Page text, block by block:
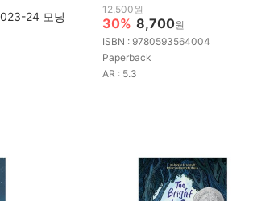
24 모닝
12,500원
30% 8,700원
ISBN : 9780593564004
Paperback
AR : 5.3